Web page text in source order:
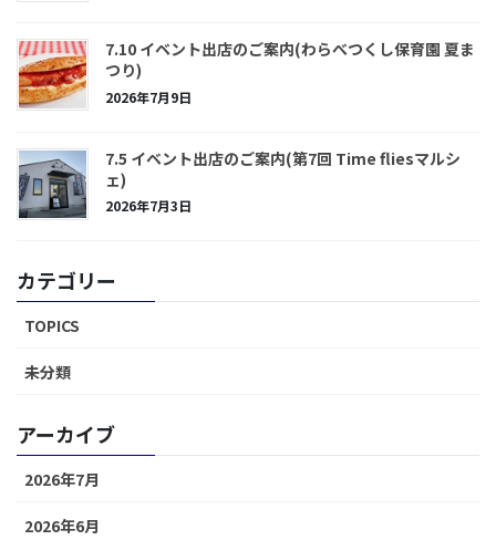
7.10 イベント出店のご案内(わらべつくし保育園 夏ま
つり)
2026年7月9日
7.5 イベント出店のご案内(第7回 Time fliesマルシ
ェ)
2026年7月3日
カテゴリー
TOPICS
未分類
アーカイブ
2026年7月
2026年6月